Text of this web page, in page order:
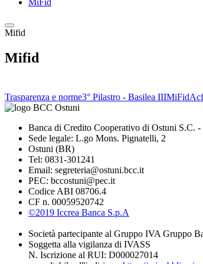
MiFid
Mifid
Mifid
Trasparenza e norme3° Pilastro - Basilea IIIMiFidAcf
Banca di Credito Cooperativo di Ostuni S.C.
Sede legale: L.go Mons. Pignatelli, 2
Ostuni (BR)
Tel: 0831-301241
Email: segreteria@ostuni.bcc.it
PEC: bccostuni@pec.it
Codice ABI 08706.4
CF n. 00059520742
©2019 Iccrea Banca S.p.A
Società partecipante al Gruppo IVA Gruppo
Soggetta alla vigilanza di IVASS
N. Iscrizione al RUI: D000027014